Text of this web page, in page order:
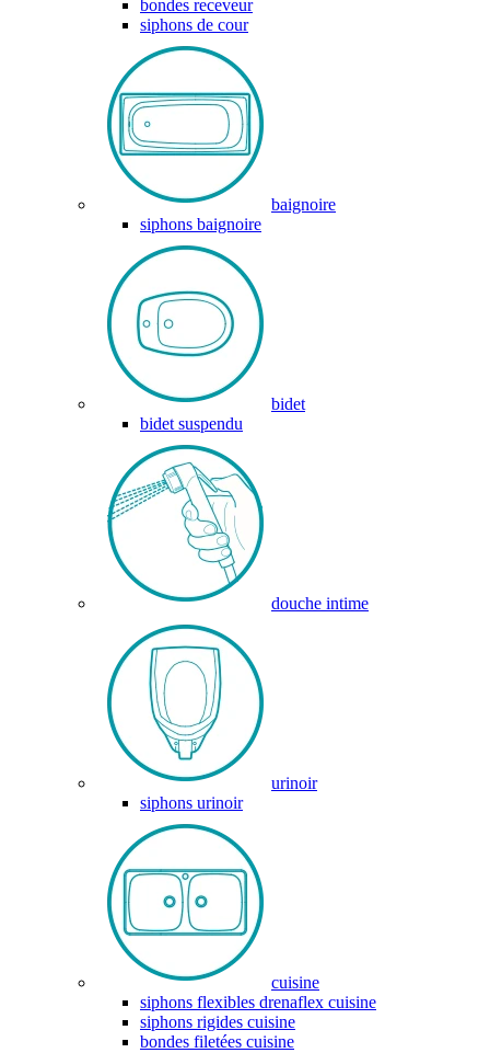
bondes receveur
siphons de cour
baignoire
siphons baignoire
bidet
bidet suspendu
douche intime
urinoir
siphons urinoir
cuisine
siphons flexibles drenaflex cuisine
siphons rigides cuisine
bondes filetées cuisine